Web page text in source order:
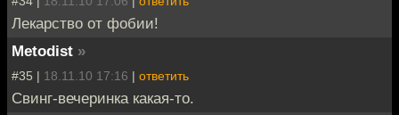
Лекарство от фобии!
Metodist »
#35 | 18.11.10 17:16 | ответить
Свинг-вечеринка какая-то.